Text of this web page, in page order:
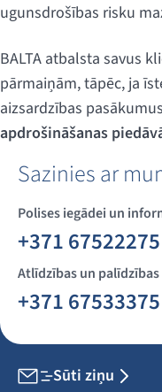
ugunsdrošības risku
BALTA atbalsta savus
pārmaiņām, tāpēc, ja
aizsardzības
apdrošināšanas
Sazinies ar
Polises iegādei un
+371 67522275
Atlīdzības un
+371 67533375
Sūti ziņu